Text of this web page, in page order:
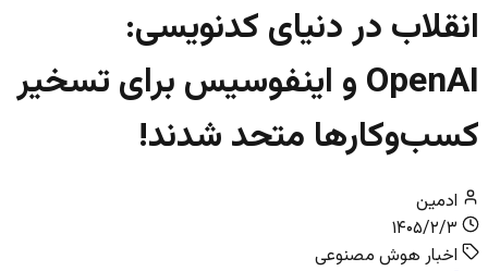
انقلاب در دنیای کدنویسی:
OpenAI و اینفوسیس برای تسخیر
کسب‌وکارها متحد شدند!
ادمین
۱۴۰۵/۲/۳
اخبار هوش مصنوعی